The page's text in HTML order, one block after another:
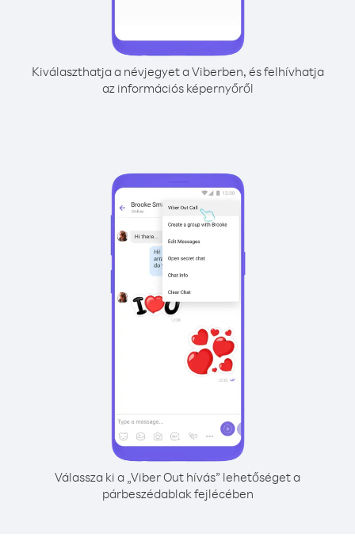
Kiválaszthatja a névjegyet a Viberben, és felhívhatja
az információs képernyőről
Válassza ki a „Viber Out hívás” lehetőséget a
párbeszédablak fejlécében